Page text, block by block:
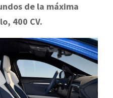
de la máxima
400 CV.